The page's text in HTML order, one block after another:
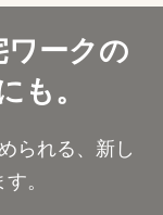
ワークの
も。
られる、新し
。